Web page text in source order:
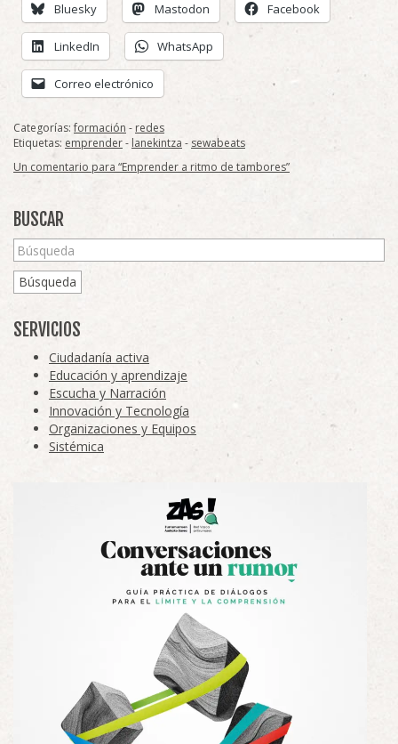
Bluesky Mastodon Facebook
LinkedIn WhatsApp
Correo electrónico
Categorías:formación - redes
Etiquetas: emprender- lanekintza - sewabeats
Un comentario para “Emprender a ritmo de tambores”
BUSCAR
Búsqueda
SERVICIOS
Ciudadanía activa
Educación y aprendizaje
Escucha y Narración
Innovación y Tecnología
Organizaciones y Equipos
Sistémica